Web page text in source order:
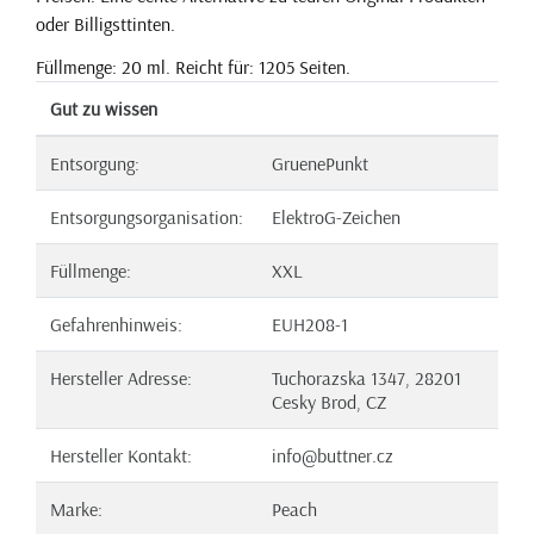
oder Billigsttinten.
Füllmenge: 20 ml. Reicht für: 1205 Seiten.
Gut zu wissen
Entsorgung: GruenePunkt
Entsorgungsorganisation: ElektroG-Zeichen
Füllmenge: XXL
Gefahrenhinweis: EUH208-1
Hersteller Adresse:
Tuchorazska 1347, 28201
Cesky Brod, CZ
Hersteller Kontakt: info@buttner.cz
Marke: Peach